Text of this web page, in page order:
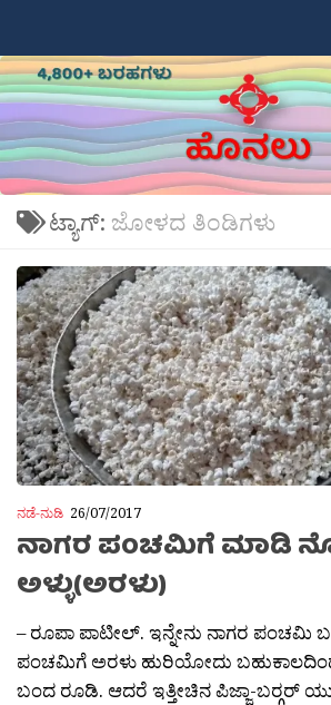
ಟ್ಯಾಗ್: ಜೋಳದ ತಿಂಡಿಗಳು
ನಡೆ-ನುಡಿ 26/07/2017
ನಾಗರ ಪಂಚಮಿಗೆ ಮಾಡಿ
ಅಳ್ಳು(ಅರಳು)
– ರೂಪಾ ಪಾಟೀಲ್. ಇನ್ನೇನು ನಾಗರ ಪಂಚಮಿ
ಪಂಚಮಿಗೆ ಅರಳು ಹುರಿಯೋದು
ಬಂದ ರೂಡಿ. ಆದರೆ ಇತ್ತೀಚಿನ ಪಿಜ್ಜಾ-ಬರ‍್ಗರ್